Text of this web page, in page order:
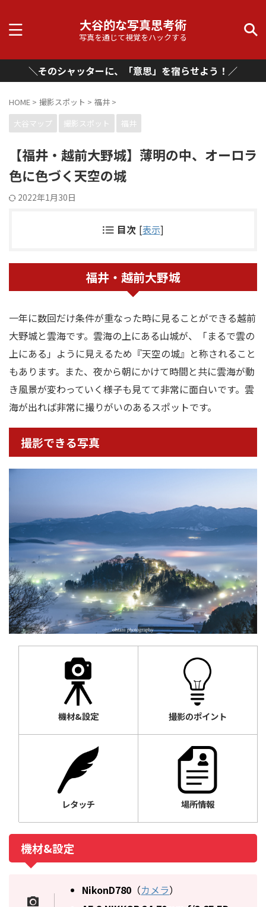
大谷的な写真思考術
写真を通じて視覚をハックする
＼そのシャッターに、「意思」を宿らせよう！／
HOME > 撮影スポット > 福井 >
大谷マップ
撮影スポット 福井
【福井・越前大野城】薄明の中、オーロラ
色に色づく天空の城
2022年1月30日
目次 [表示]
福井・越前大野城
一年に数回だけ条件が重なった時に見ることができる越前
大野城と雲海です。雲海の上にある山城が、「まるで雲の
上にある」ように見えるため『天空の城』と称されること
もあります。また、夜から朝にかけて時間と共に雲海が動
き風景が変わっていく様子も見てて非常に面白いです。雲
海が出れば非常に撮りがいのあるスポットです。
撮影できる写真
機材&設定 撮影のポイント
レタッチ 場所情報
機材&設定
NikonD780 （カメラ）